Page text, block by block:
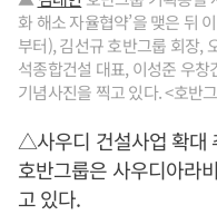
화 해소 자율협약’을 맺은 뒤
부터), 김선규 호반그룹 회장,
석종합건설 대표, 이성준 우
기념사진을 찍고 있다. <호반
△사우디 건설사업 확대
호반그룹은 사우디아라
고 있다.